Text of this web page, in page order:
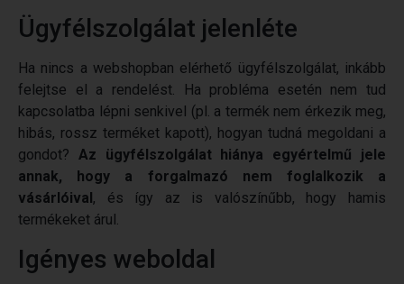
Ügyfélszolgálat jelenléte
Ha nincs a webshopban elérhető ügyfélszolgálat, inkább
felejtse el a rendelést. Ha probléma esetén nem tud
kapcsolatba lépni senkivel (pl. a termék nem érkezik meg,
hibás, rossz terméket kapott), hogyan tudná megoldani a
gondot? Az ügyfélszolgálat hiánya egyértelmű jele
annak, hogy a forgalmazó nem foglalkozik a
vásárlóival , és így az is valószínűbb, hogy hamis
termékeket árul.
Igényes weboldal